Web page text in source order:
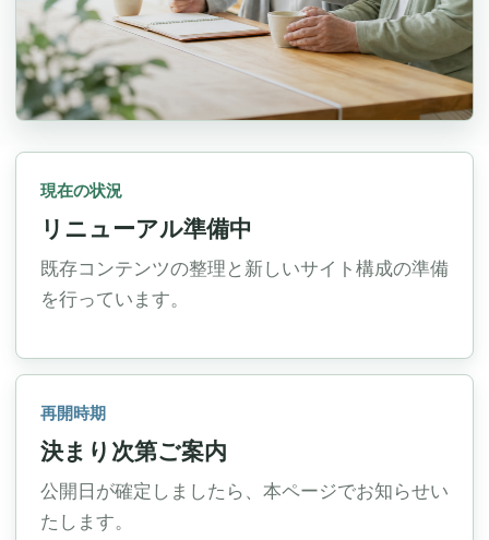
現在の状況
リニューアル準備中
既存コンテンツの整理と新しいサイト構成の準備
を行っています。
再開時期
決まり次第ご案内
公開日が確定しましたら、本ページでお知らせい
たします。